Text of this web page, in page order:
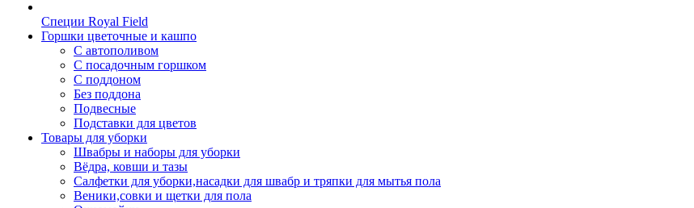
Специи Royal Field
Горшки цветочные и кашпо
С автополивом
С посадочным горшком
С поддоном
Без поддона
Подвесные
Подставки для цветов
Товары для уборки
Швабры и наборы для уборки
Вёдра, ковши и тазы
Салфетки для уборки,насадки для швабр и тряпки для мытья пола
Веники,совки и щетки для пола